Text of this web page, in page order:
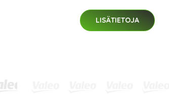
LISÄTIETOJA